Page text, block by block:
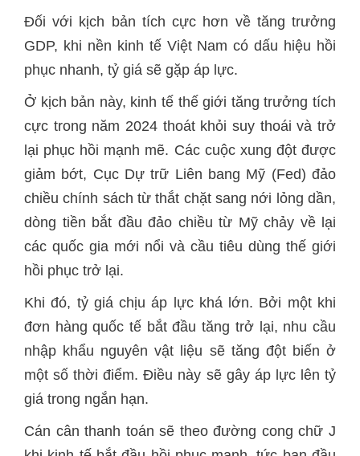
Đối với kịch bản tích cực hơn về tăng trưởng
GDP, khi nền kinh tế Việt Nam có dấu hiệu hồi
phục nhanh, tỷ giá sẽ gặp áp lực.
Ở kịch bản này, kinh tế thế giới tăng trưởng tích
cực trong năm 2024 thoát khỏi suy thoái và trở
lại phục hồi mạnh mẽ. Các cuộc xung đột được
giảm bớt, Cục Dự trữ Liên bang Mỹ (Fed) đảo
chiều chính sách từ thắt chặt sang nới lỏng dần,
dòng tiền bắt đầu đảo chiều từ Mỹ chảy về lại
các quốc gia mới nổi và cầu tiêu dùng thế giới
hồi phục trở lại.
Khi đó, tỷ giá chịu áp lực khá lớn. Bởi một khi
đơn hàng quốc tế bắt đầu tăng trở lại, nhu cầu
nhập khẩu nguyên vật liệu sẽ tăng đột biến ở
một số thời điểm. Điều này sẽ gây áp lực lên tỷ
giá trong ngắn hạn.
Cán cân thanh toán sẽ theo đường cong chữ J